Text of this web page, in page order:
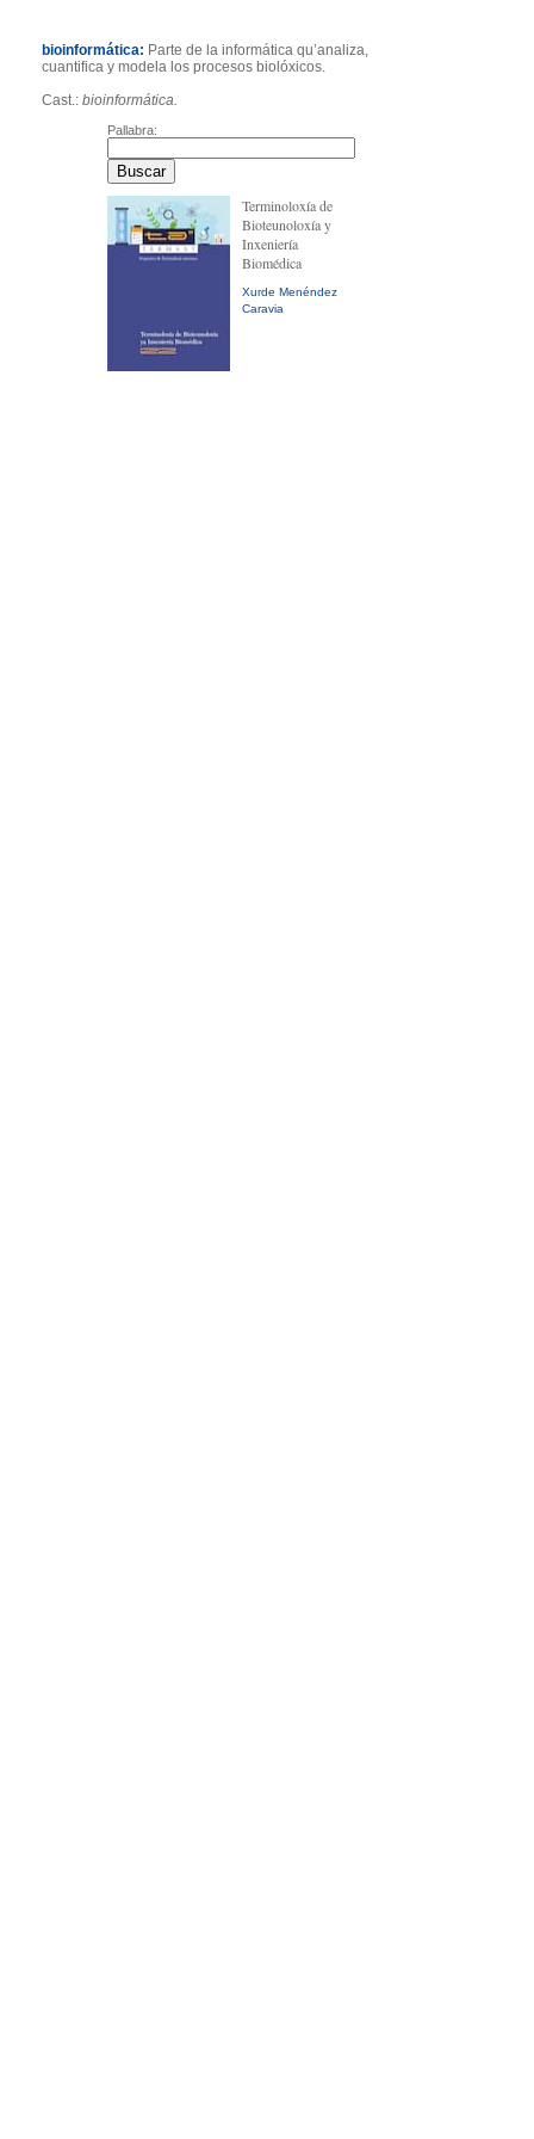
bioinformática: Parte de la informática qu’analiza,
cuantifica y modela los procesos biolóxicos.
Cast.: bioinformática.
Pallabra:
Terminoloxía de
Bioteunoloxía y
Inxeniería
Biomédica
Xurde Menéndez
Caravia